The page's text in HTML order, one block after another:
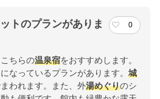
トのプランがありま
0
ちらの温泉宿をおすすめします。
なっているプランがあります。 城
われます。また、外湯めぐりのシ